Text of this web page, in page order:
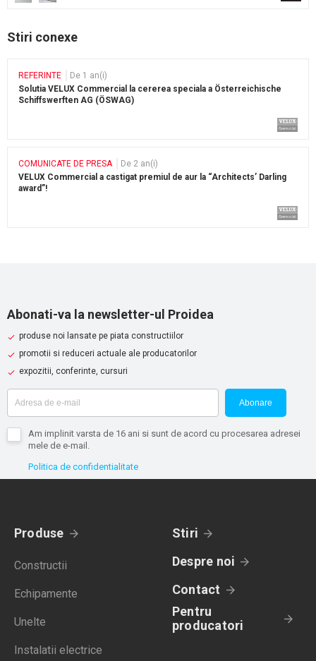
Stiri conexe
REFERINTE
De 1 an(i)
Solutia VELUX Commercial la cererea speciala a Österreichische
Schiffswerften AG (ÖSWAG)
COMUNICATE DE PRESA
De 2 an(i)
VELUX Commercial a castigat premiul de aur la “Architects’ Darling
award”!
Abonati-va la newsletter-ul Proidea
produse noi lansate pe piata constructiilor
promotii si reduceri actuale ale producatorilor
expozitii, conferinte, cursuri
Abonare
Am implinit varsta de 16 ani si sunt de acord cu procesarea adresei
mele de e-mail.
Politica de confidentialitate
Produse
Constructii
Echipamente
Unelte
Instalatii electrice
Stiri
Despre noi
Contact
Pentru
producatori